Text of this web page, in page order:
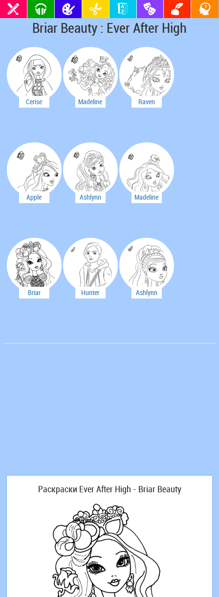
Briar Beauty : Ever After High
Cerise
Madeline
Raven
Apple
Ashlynn
Madeline
Briar
Hunter
Ashlynn
Раскраски Ever After High - Briar Beauty